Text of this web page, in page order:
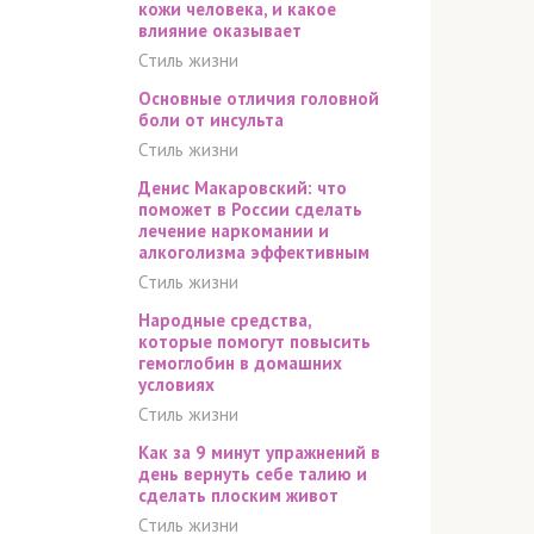
кожи человека, и какое
влияние оказывает
Стиль жизни
Основные отличия головной
боли от инсульта
Стиль жизни
Денис Макаровский: что
поможет в России сделать
лечение наркомании и
алкоголизма эффективным
Стиль жизни
Народные средства,
которые помогут повысить
гемоглобин в домашних
условиях
Стиль жизни
Как за 9 минут упражнений в
день вернуть себе талию и
сделать плоским живот
Стиль жизни